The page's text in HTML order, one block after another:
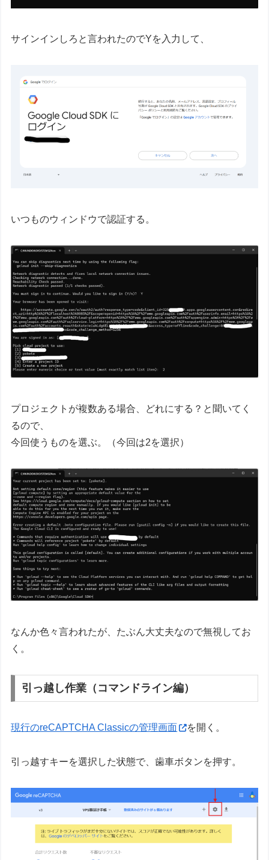
サインインしろと言われたのでYを入力して、
いつものウィンドウで認証する。
プロジェクトが複数ある場合、どれにする？と聞いてく
るので、
今回使うものを選ぶ。（今回は2を選択）
なんか色々言われたが、たぶん大丈夫なので無視してお
く。
引っ越し作業（コマンドライン編）
現行のreCAPTCHA Classicの管理画面 を開く。
引っ越すキーを選択した状態で、歯車ボタンを押す。